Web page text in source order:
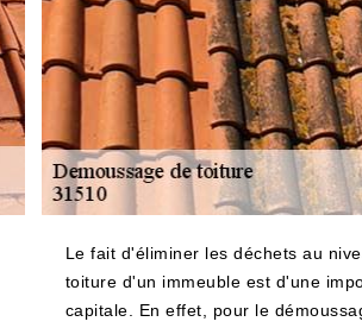
Le fait d'éliminer les déchets au
toiture d'un immeuble est d'une
capitale. En effet, pour le